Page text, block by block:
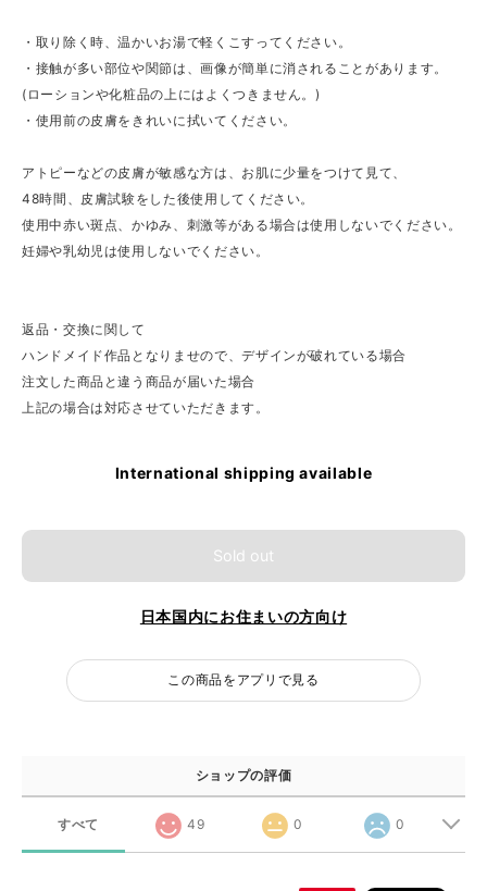
・取り除く時、温かいお湯で軽くこすってください。
・接触が多い部位や関節は、画像が簡単に消されることがあります。
(ローションや化粧品の上にはよくつきません。)
・使用前の皮膚をきれいに拭いてください。
アトピーなどの皮膚が敏感な方は、お肌に少量をつけて見て、
48時間、皮膚試験をした後使用してください。
使用中赤い斑点、かゆみ、刺激等がある場合は使用しないでください。
妊婦や乳幼児は使用しないでください。
返品・交換に関して
ハンドメイド作品となりませので、デザインが破れている場合
注文した商品と違う商品が届いた場合
上記の場合は対応させていただきます。
International shipping available
Sold out
日本国内にお住まいの方向け
この商品をアプリで見る
ショップの評価
すべて 49 0 0